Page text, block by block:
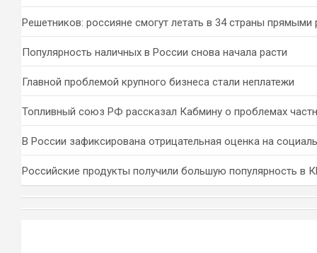
Решетников: россияне смогут летать в 34 страны прямыми
Популярность наличных в России снова начала расти
Главной проблемой крупного бизнеса стали неплатежи
Топливный союз РФ рассказал Кабмину о проблемах
В России зафиксирована отрицательная оценка на
Российские продукты получили большую популярность в